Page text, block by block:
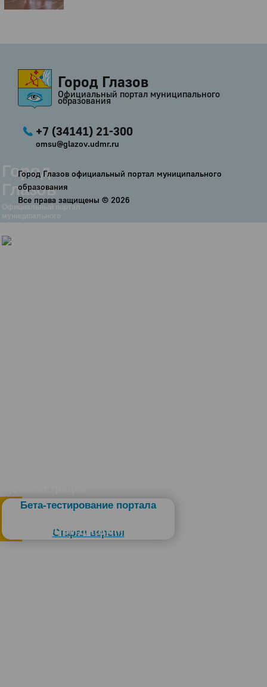
Город
Глазов
Официальный портал
муниципального
образования
Бета-тестирование портала
Старая версия
Слабовидящим
Город Глазов
Официальный портал муниципального
образования
+7 (34141) 21-300
omsu@glazov.udmr.ru
Город Глазов официальный портал муниципального
образования
Все права защищены © 2026